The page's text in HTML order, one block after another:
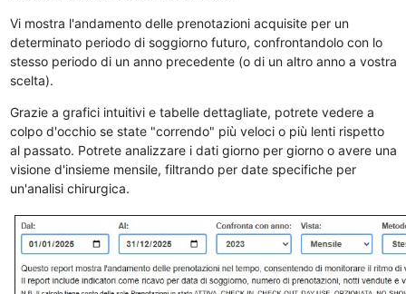
Vi mostra l'andamento delle prenotazioni acquisite per un
determinato periodo di soggiorno futuro, confrontandolo con lo
stesso periodo di un anno precedente (o di un altro anno a vostra
scelta).
Grazie a grafici intuitivi e tabelle dettagliate, potrete vedere a
colpo d'occhio se state "correndo" più veloci o più lenti rispetto
al passato. Potrete analizzare i dati giorno per giorno o avere una
visione d'insieme mensile, filtrando per date specifiche per
un'analisi chirurgica.